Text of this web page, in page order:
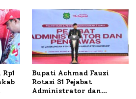
Dua Kecamatan
Bupati Achmad Fauzi
Rotasi 31 Pejabat
Administrator dan